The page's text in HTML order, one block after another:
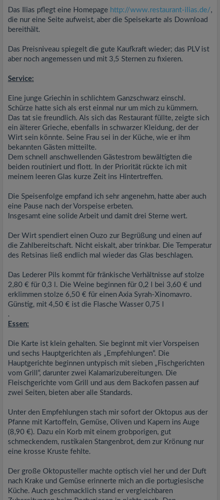
Das Ilias pflegt eine Homepage http://www.restaurant-ilias.de/,
die nur eine Seite aufweist, aber die Speisekarte als Download
bereithält.
Das Preisniveau spiegelt die gute Kaufkraft wieder; das PLV ist
aber noch angemessen und mit 3,5 Sternen zu fixieren.
Service:
Eine junge Griechin in schlichtem Ganzschwarz einschl.
Schürze hatte sich als erst einmal nur um mich zu kümmern.
Das tat sie freundlich. Als sich das Restaurant füllte, zeigte sich
ein älterer Grieche, ebenfalls in schwarzer Kleidung, der der
Wirt sein könnte. Seine Frau sei in der Küche, wie er ihm
bekannten Gästen mitteilte.
Dem schnell anschwellenden Gästestrom bewältigten die
beiden routiniert und flott. In der Priorität rückte ich mit
meinem leeren Glas kurze Zeit ins Hintertreffen.
Die Speisenfolge empfand ich sehr angenehm, hatte aber auch
eine Pause nach der Vorspeise erbeten.
Insgesamt eine solide Arbeit und damit drei Sterne wert.
Der Wirt spendiert einen Ouzo zur Begrüßung und einen auf
die Zahlbereitschaft. Nicht eiskalt, aber trinkbar. Die Temperatur
des Retsinas ließ endlich mal wieder das Glas beschlagen.
Das Lederer Pils kommt für fränkische Verhältnisse auf stolze
2,80 € für 0,3 l. Die Weine beginnen für 0,2 l bei 3,60 € und
erklimmen stolze 6,50 € für einen Axia Syrah-Xinomavro.
Günstig, mit 4,50 € ist die Flasche Wasser 0,75 l
.
Essen:
Die Karte ist klein gehalten. Sie beginnt mit vier Vorspeisen
und sechs Hauptgerichten als „Empfehlungen“. Die
Hauptgerichte beginnen untypisch mit sieben „Fischgerichten
vom Grill“, darunter zwei Kalamarizubereitungen. Die
Fleischgerichte vom Grill und aus dem Backofen passen auf
zwei Seiten, bieten aber alle Standards.
Unter den Empfehlungen stach mir sofort der Oktopus aus der
Pfanne mit Kartoffeln, Gemüse, Oliven und Kapern ins Auge
(8,90 €). Dazu ein Korb mit einem grobporigen, gut
schmeckendem, rustikalen Stangenbrot, dem zur Krönung nur
eine krosse Kruste fehlte.
Der große Oktopusteller machte optisch viel her und der Duft
nach Krake und Gemüse erinnerte mich an die portugiesische
Küche. Auch geschmacklich stand er vergleichbaren